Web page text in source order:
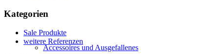
Accessoires und Ausgefallenes
Kategorien
Sale Produkte
weitere Referenzen